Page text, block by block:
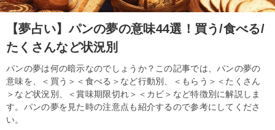
【夢占い】パンの夢の意味44選！買う/食べる/
たくさんなど状況別
パンの夢は何の暗示なのでしょうか？この記事では、パンの夢の
意味を、＜買う＞＜食べる＞など行動別、＜もらう＞＜たくさん
＞など状況別、＜賞味期限切れ＞＜カビ＞など特徴別に解説しま
す。パンの夢を見た時の注意点も紹介するので参考にしてくださ
い。